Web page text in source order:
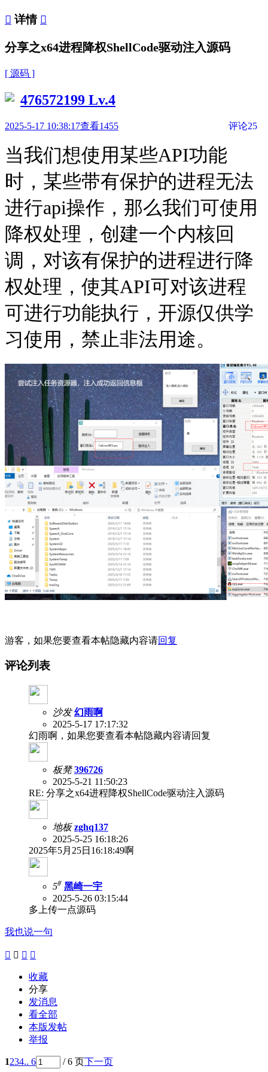
 详情 
分享之x64进程降权ShellCode驱动注入源码
[ 源码 ]
476572199 Lv.4
2025-5-17 10:38:17查看1455 评论25
当我们想使用某些API功能
时，某些带有保护的进程无法
进行api操作，那么我们可使用
降权处理，创建一个内核回
调，对该有保护的进程进行降
权处理，使其API可对该进程
可进行功能执行，开源仅供学
习使用，禁止非法用途。
游客，如果您要查看本帖隐藏内容请回复
评论列表
沙发 幻雨啊
2025-5-17 17:17:32
幻雨啊，如果您要查看本帖隐藏内容请回复
板凳 396726
2025-5-21 11:50:23
RE: 分享之x64进程降权ShellCode驱动注入源码
地板 zghq137
2025-5-25 16:18:26
2025年5月25日16:18:49啊
5# 黑崎一宇
2025-5-26 03:15:44
多上传一点源码
我也说一句
   
收藏
分享
发消息
看全部
本版发帖
举报
1234.. 6 / 6 页下一页